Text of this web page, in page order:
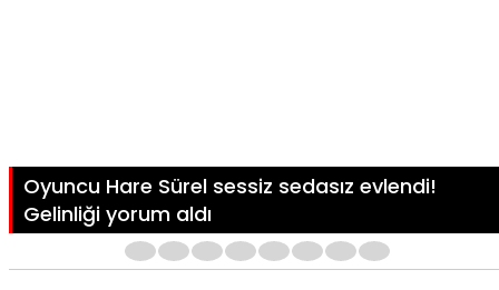
Oyuncu Hare Sürel sessiz sedasız evlendi!
Gelinliği yorum aldı